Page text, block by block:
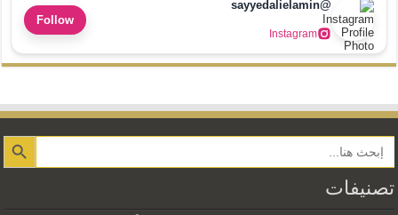
@sayyedalielamin
Instagram
Follow
Search Button
تصنيفات